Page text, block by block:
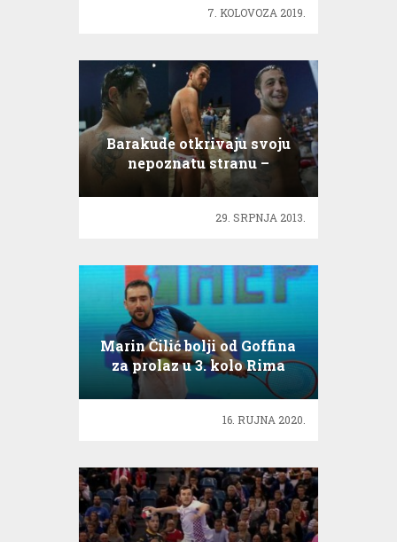
7. KOLOVOZA 2019.
Barakude otkrivaju svoju
nepoznatu stranu –
tetovaže!
29. SRPNJA 2013.
Marin Čilić bolji od Goffina
za prolaz u 3. kolo Rima
16. RUJNA 2020.